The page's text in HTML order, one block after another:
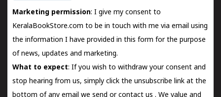
Marketing permission: I give my consent to
KeralaBookStore.com to be in touch with me via email using
the information I have provided in this form for the purpose
of news, updates and marketing.
What to expect: If you wish to withdraw your consent and
stop hearing from us, simply click the unsubscribe link at the
bottom of any email we send orcontact us . We value and